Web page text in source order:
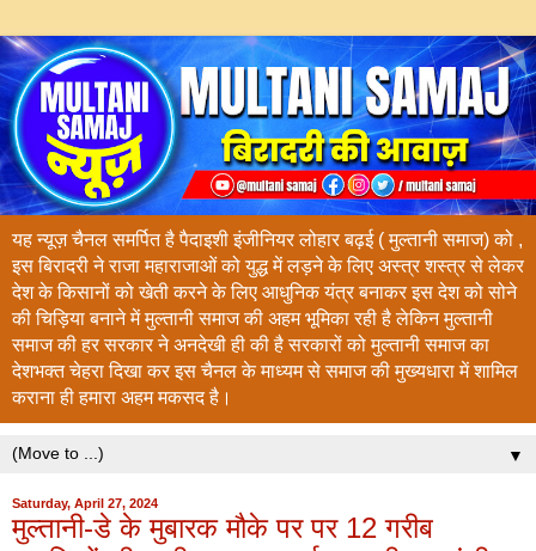
यह न्यूज़ चैनल समर्पित है पैदाइशी इंजीनियर लोहार बढ़ई ( मुल्तानी समाज) को ,
इस बिरादरी ने राजा महाराजाओं को युद्ध में लड़ने के लिए अस्त्र शस्त्र से लेकर
देश के किसानों को खेती करने के लिए आधुनिक यंत्र बनाकर इस देश को सोने
की चिड़िया बनाने में मुल्तानी समाज की अहम भूमिका रही है लेकिन मुल्तानी
समाज की हर सरकार ने अनदेखी ही की है सरकारों को मुल्तानी समाज का
देशभक्त चेहरा दिखा कर इस चैनल के माध्यम से समाज की मुख्यधारा में शामिल
कराना ही हमारा अहम मकसद है।
▼
Saturday, April 27, 2024
मुल्तानी-डे के मुबारक मौके पर पर 12 गरीब